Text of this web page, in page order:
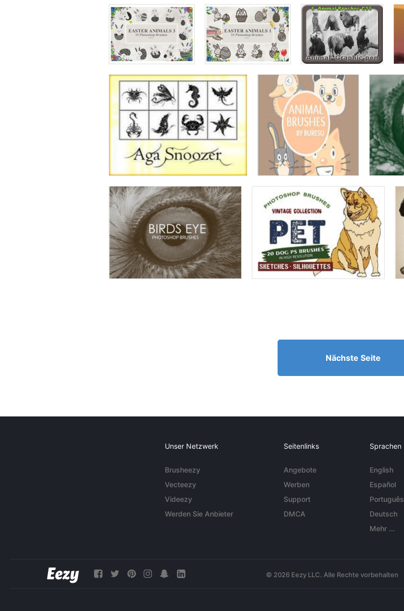
Nächste Seite
Unser Netzwerk
Brusheezy
Vecteezy
Videezy
Werden Sie Anbieter
Seitenlinks
Angebote
Werben
Support
DMCA
Sprachen
English
Español
Português
Deutsch
Mehr ...
© 2026 Eezy LLC. Alle Rechte vorbehalten